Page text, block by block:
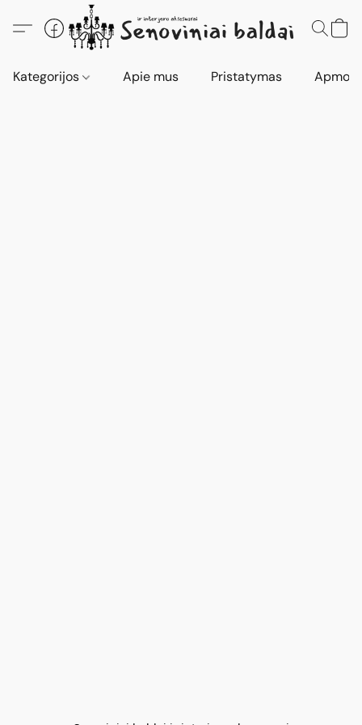
Kategorijos Apie mus Pristatymas